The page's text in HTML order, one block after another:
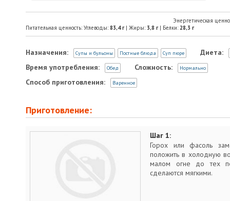
Энергетическая
Питательная ценность: Углеводы: 83,4г| Жиры: 3,8 г| Белки: 28,3 г
Назначения: Супы и бульоны Постные блюда Суп пюре
Диета:
Время употребления:
Обед Сложность: Нормально
Способ приготовления: Варенное
Приготовление:
Шаг 1:
Горох или фасоль
положить в холодную
малом огне до тех
сделаются мягкими.